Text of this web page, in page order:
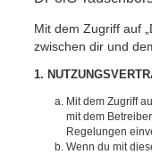
Mit dem Zugriff auf
zwischen dir und
1.
Mit dem Zugriff
mit dem
Regelungen
Wenn du mit